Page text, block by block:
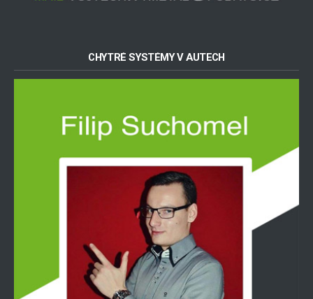
CHYTRÉ SYSTÉMY V AUTECH